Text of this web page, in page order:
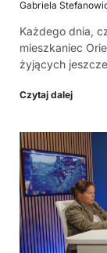
Gabriela
Każdego dnia,
mieszkaniec
żyjących
Czytaj dalej